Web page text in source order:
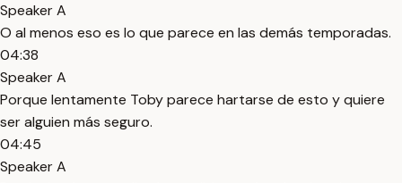
Speaker A
O al menos eso es lo que parece en las demás temporadas.
04:38
Speaker A
Porque lentamente Toby parece hartarse de esto y quiere
ser alguien más seguro.
04:45
Speaker A